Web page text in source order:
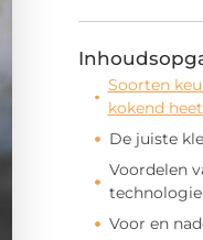
Soorten
kokend
De juiste
Voordelen
technologie
Voor en